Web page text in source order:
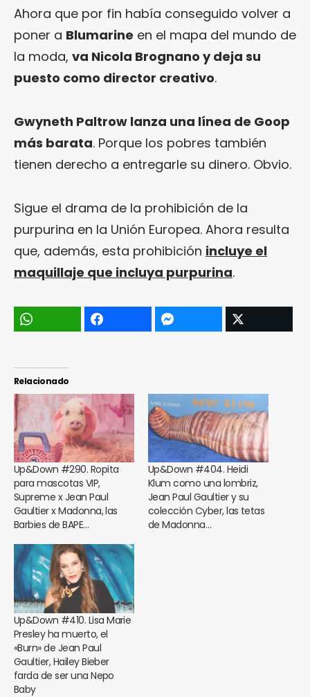
Ahora que por fin había conseguido volver a
poner a Blumarine en el mapa del mundo de
la moda, va Nicola Brognano y deja su
puesto como director creativo.
Gwyneth Paltrow lanza una línea de Goop
más barata. Porque los pobres también
tienen derecho a entregarle su dinero. Obvio.
Sigue el drama de la prohibición de la
purpurina en la Unión Europea. Ahora resulta
que, además, esta prohibición incluye el
maquillaje que incluya purpurina.
Relacionado
Up&Down #290. Ropita
para mascotas VIP,
Supreme x Jean Paul
Gaultier x Madonna, las
Barbies de BAPE…
Up&Down #404. Heidi
Klum como una lombriz,
Jean Paul Gaultier y su
colección Cyber, las tetas
de Madonna…
Up&Down #410. Lisa Marie
Presley ha muerto, el
«Burn» de Jean Paul
Gaultier, Hailey Bieber
farda de ser una Nepo
Baby